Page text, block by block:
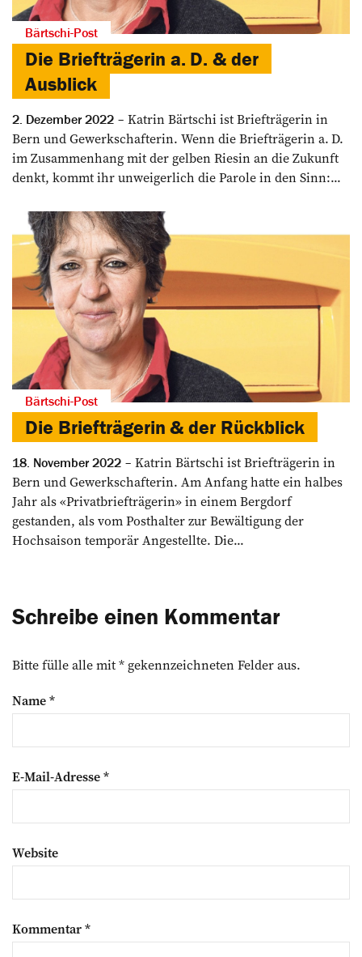
Bärtschi-Post
Die Briefträgerin a. D. & der
Ausblick
2. Dezember 2022
Katrin Bärtschi ist Briefträgerin in
Bern und Gewerkschafterin. Wenn die Briefträgerin a. D.
im Zusammenhang mit der gelben Riesin an die Zukunft
denkt, kommt ihr unweigerlich die Parole in den Sinn:...
Bärtschi-Post
Die Briefträgerin & der Rückblick
18. November 2022
Katrin Bärtschi ist Briefträgerin in
Bern und Gewerkschafterin. Am Anfang hatte ein halbes
Jahr als «Privatbriefträgerin» in einem Bergdorf
gestanden, als vom Posthalter zur Bewältigung der
Hochsaison temporär Angestellte. Die...
Schreibe einen Kommentar
Bitte fülle alle mit * gekennzeichneten Felder aus.
Name*
E-Mail-Adresse*
Website
Kommentar*